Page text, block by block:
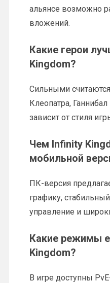
альянсе возможно
вложений.
Какие герои
Kingdom?
Сильными
Клеопатра,
зависит от стиля
Чем Infinity
мобильной
ПК-версия
графику,
управление и
Какие режимы
Kingdom?
В игре доступны